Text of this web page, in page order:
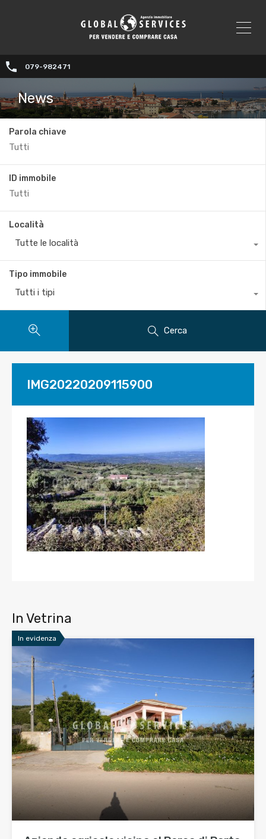
079-982471
News
Parola chiave
ID immobile
Località
Tutte le località
Tipo immobile
Tutti i tipi
Cerca
IMG20220209115900
In Vetrina
In evidenza